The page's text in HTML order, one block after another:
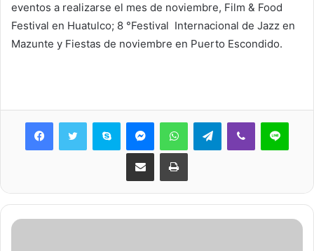
eventos a realizarse el mes de noviembre, Film & Food
Festival en Huatulco; 8 °Festival Internacional de Jazz en
Mazunte y Fiestas de noviembre en Puerto Escondido.
Skype MessengerWhatsAppTelegramViber Line
Share via Email Print